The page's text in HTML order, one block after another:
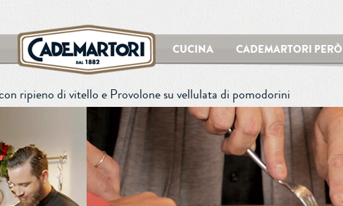
CUCINA CADEMARTORI PERÒ
ripieno di vitello e Provolone su vellulata di pomodorini